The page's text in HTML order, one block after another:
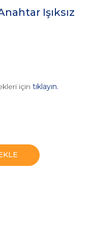
Işıksız
için tıklayın.